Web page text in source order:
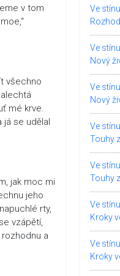
v tom
všechno
mé krve.
já se udělal
jak moc mi
jeho
rty,
vzápětí,
a
Ve
Ve
Nový
Ve
Nový
Ve
Touhy
Ve
Touhy
Ve
Kroky
Ve
Kroky